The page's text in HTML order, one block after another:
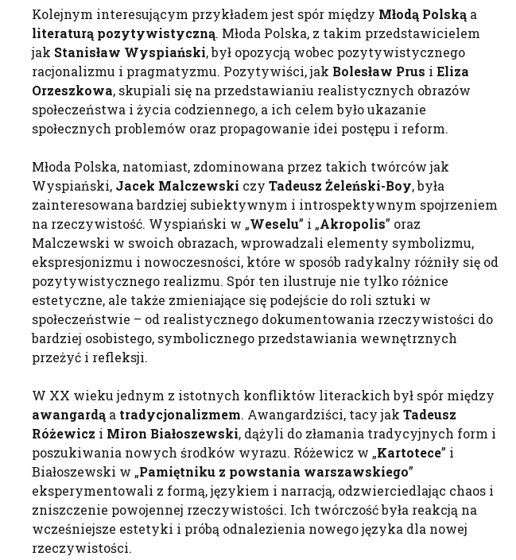
Kolejnym interesującym przykładem jest spór między Młodą Polską a
literaturą pozytywistyczną. Młoda Polska, z takim przedstawicielem
jak Stanisław Wyspiański, był opozycją wobec pozytywistycznego
racjonalizmu i pragmatyzmu. Pozytywiści, jak Bolesław Prus i Eliza
Orzeszkowa, skupiali się na przedstawianiu realistycznych obrazów
społeczeństwa i życia codziennego, a ich celem było ukazanie
społecznych problemów oraz propagowanie idei postępu i reform.
Młoda Polska, natomiast, zdominowana przez takich twórców jak
Wyspiański, Jacek Malczewski czy Tadeusz Żeleński-Boy, była
zainteresowana bardziej subiektywnym i introspektywnym spojrzeniem
na rzeczywistość. Wyspiański w „Weselu” i „Akropolis” oraz
Malczewski w swoich obrazach, wprowadzali elementy symbolizmu,
ekspresjonizmu i nowoczesności, które w sposób radykalny różniły się od
pozytywistycznego realizmu. Spór ten ilustruje nie tylko różnice
estetyczne, ale także zmieniające się podejście do roli sztuki w
społeczeństwie – od realistycznego dokumentowania rzeczywistości do
bardziej osobistego, symbolicznego przedstawiania wewnętrznych
przeżyć i refleksji.
W XX wieku jednym z istotnych konfliktów literackich był spór między
awangardą a tradycjonalizmem. Awangardziści, tacy jak Tadeusz
Różewicz i Miron Białoszewski, dążyli do złamania tradycyjnych form i
poszukiwania nowych środków wyrazu. Różewicz w „Kartotece” i
Białoszewski w „Pamiętniku z powstania warszawskiego”
eksperymentowali z formą, językiem i narracją, odzwierciedlając chaos i
zniszczenie powojennej rzeczywistości. Ich twórczość była reakcją na
wcześniejsze estetyki i próbą odnalezienia nowego języka dla nowej
rzeczywistości.